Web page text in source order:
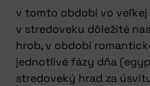
v tomto období vo veľkej
v stredoveku dôležité
hrob, v období
jednotlivé fázy dňa
stredoveký hrad za